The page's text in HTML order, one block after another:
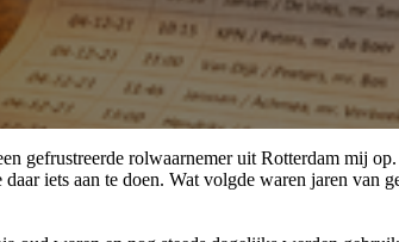
gefrustreerde rolwaarnemer uit Rotterdam mij
iets aan te doen. Wat volgde waren jaren